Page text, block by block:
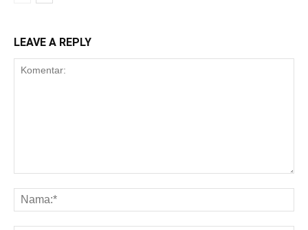
LEAVE A REPLY